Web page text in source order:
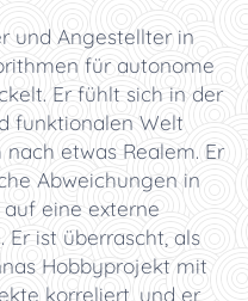
und Angestellter in
für autonome
Er fühlt sich in der
funktionalen Welt
etwas Realem. Er
Abweichungen in
eine externe
Er ist überrascht, als
Hobbyprojekt mit
korreliert, und er